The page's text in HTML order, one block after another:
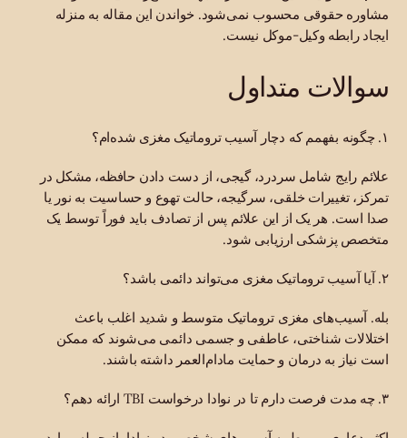
مشاوره حقوقی محسوب نمی‌شود. خواندن این مقاله به منزله
ایجاد رابطه وکیل-موکل نیست.
سوالات متداول
۱. چگونه بفهمم که دچار آسیب تروماتیک مغزی شده‌ام؟
علائم رایج شامل سردرد، گیجی، از دست دادن حافظه، مشکل در
تمرکز، تغییرات خلقی، سرگیجه، حالت تهوع و حساسیت به نور یا
صدا است. هر یک از این علائم پس از تصادف باید فوراً توسط یک
متخصص پزشکی ارزیابی شود.
۲. آیا آسیب تروماتیک مغزی می‌تواند دائمی باشد؟
بله. آسیب‌های مغزی تروماتیک متوسط ​​و شدید اغلب باعث
اختلالات شناختی، عاطفی و جسمی دائمی می‌شوند که ممکن
است نیاز به درمان و حمایت مادام‌العمر داشته باشند.
۳. چه مدت فرصت دارم تا در نوادا درخواست TBI ارائه دهم؟